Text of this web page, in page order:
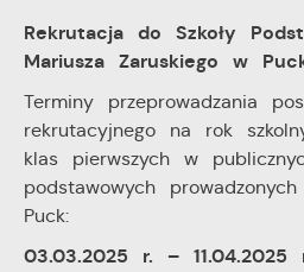
Rekrutacja do Szkoły
Mariusza Zaruskiego w
Terminy przeprowadzania
rekrutacyjnego na rok
klas pierwszych w
podstawowych
Puck:
03.03.2025 r. – 11.04.2025